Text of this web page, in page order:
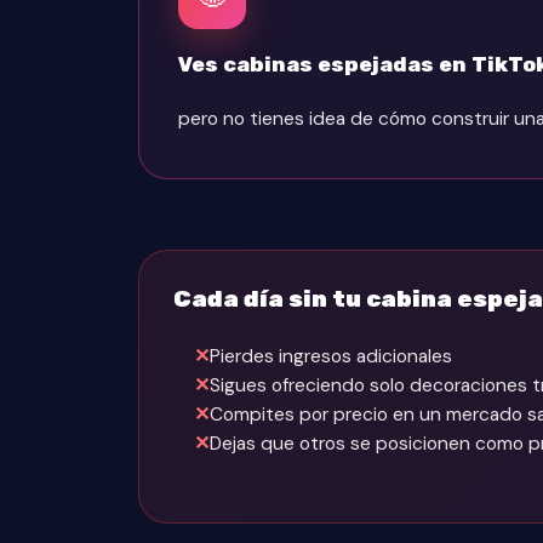
Ves cabinas espejadas en
pero no tienes idea de cómo construir
Cada día sin tu cabina
Pierdes ingresos adicionales
Sigues ofreciendo solo decoraciones
Compites por precio en un mercado
Dejas que otros se posicionen como